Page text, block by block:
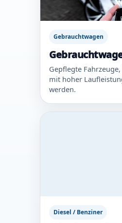
Gebrauchtwagen
Gepflegte
mit hoher
werden.
Diesel / Benziner